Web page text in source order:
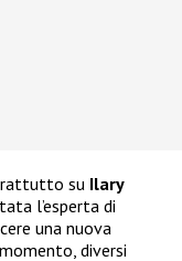
su Ilary
l’esperta di
una nuova
diversi